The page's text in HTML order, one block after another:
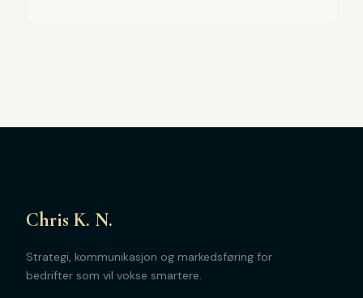
Chris K. N.
Strategi, kommunikasjon og markedsføring for
bedrifter som vil vokse smartere.